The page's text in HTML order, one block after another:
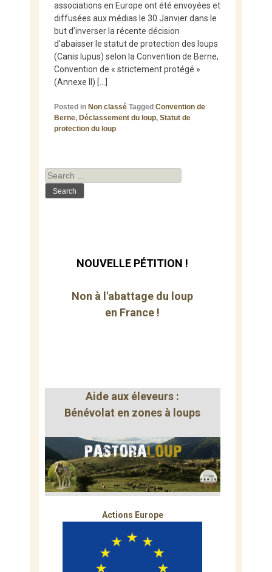
associations en Europe ont été envoyées et
diffusées aux médias le 30 Janvier dans le
but d’inverser la récente décision
d’abaisser le statut de protection des loups
(Canis lupus) selon la Convention de Berne,
Convention de « strictement protégé »
(Annexe II) […]
Posted in Non classé Tagged Convention de
Berne, Déclassement du loup, Statut de
protection du loup
Search
for:
NOUVELLE PÉTITION !
Non à l'abattage du loup
en France !
Aide aux éleveurs :
Bénévolat en zones à loups
Actions Europe